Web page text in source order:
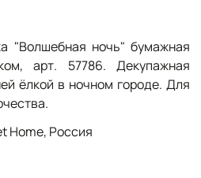
"Волшебная ночь" бумажная
арт. 57786. Декупажная
ёлкой в ночном городе. Для
Home, Россия